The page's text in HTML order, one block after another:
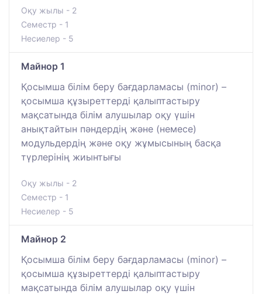
Оқу жылы - 2
Семестр - 1
Несиелер - 5
Майнор 1
Қосымша білім беру бағдарламасы (minor) –
қосымша құзыреттерді қалыптастыру
мақсатында білім алушылар оқу үшін
анықтайтын пәндердің және (немесе)
модульдердің және оқу жұмысының басқа
түрлерінің жиынтығы
Оқу жылы - 2
Семестр - 1
Несиелер - 5
Майнор 2
Қосымша білім беру бағдарламасы (minor) –
қосымша құзыреттерді қалыптастыру
мақсатында білім алушылар оқу үшін